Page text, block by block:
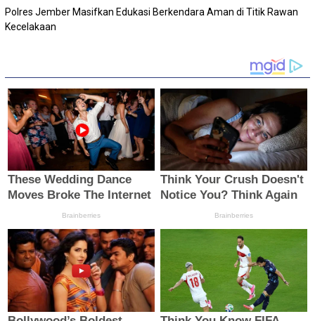
Polres Jember Masifkan Edukasi Berkendara Aman di Titik Rawan
Kecelakaan